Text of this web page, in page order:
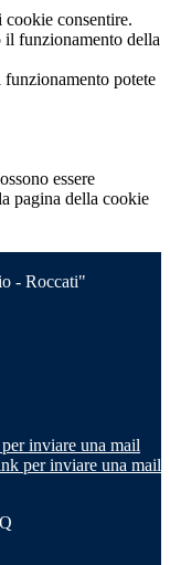
cookie consentire.
il funzionamento della
funzionamento potete
essere
pagina della cookie
- Roccati"
inviare una mail
per inviare una mail